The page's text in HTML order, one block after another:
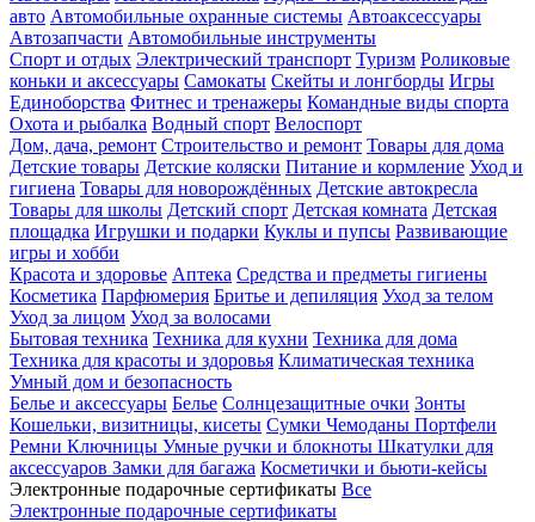
авто Автомобильные охранные системы Автоаксессуары
Автозапчасти Автомобильные инструменты
Спорт и отдых Электрический транспорт Туризм Роликовые
коньки и аксессуары Самокаты Скейты и лонгборды Игры
Единоборства Фитнес и тренажеры Командные виды спорта
Охота и рыбалка Водный спорт Велоспорт
Дом, дача, ремонт Строительство и ремонт Товары для дома
Детские товары Детские коляски Питание и кормление Уход и
гигиена Товары для новорождённых Детские автокресла
Товары для школы Детский спорт Детская комната Детская
площадка Игрушки и подарки Куклы и пупсы Развивающие
игры и хобби
Красота и здоровье Аптека Средства и предметы гигиены
Косметика Парфюмерия Бритье и депиляция Уход за телом
Уход за лицом Уход за волосами
Бытовая техника Техника для кухни Техника для дома
Техника для красоты и здоровья Климатическая техника
Умный дом и безопасность
Белье и аксессуары Белье Солнцезащитные очки Зонты
Кошельки, визитницы, кисеты Сумки Чемоданы Портфели
Ремни Ключницы Умные ручки и блокноты Шкатулки для
аксессуаров Замки для багажа Косметички и бьюти-кейсы
Электронные подарочные сертификаты Все
Электронные подарочные сертификаты